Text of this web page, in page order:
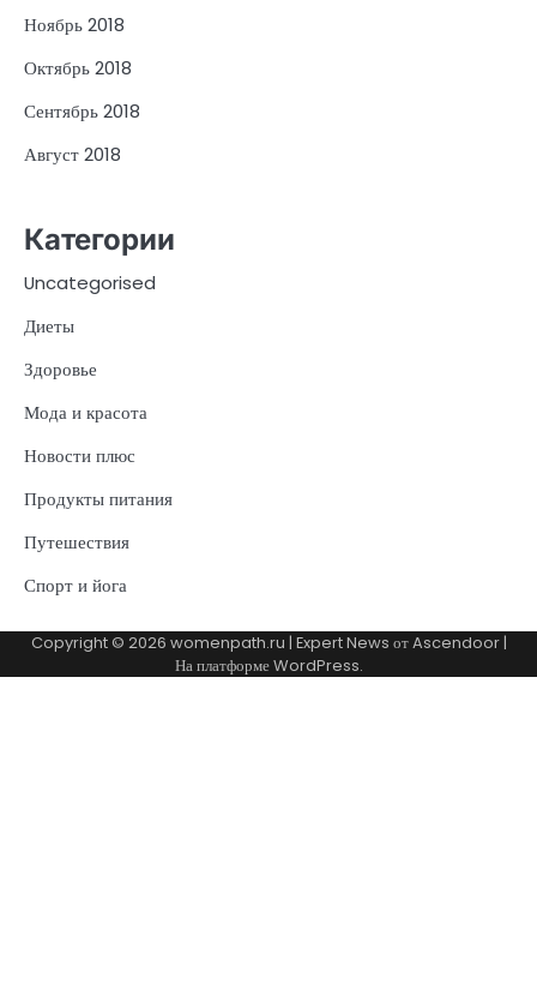
Ноябрь 2018
Октябрь 2018
Сентябрь 2018
Август 2018
Категории
Uncategorised
Диеты
Здоровье
Мода и красота
Новости плюс
Продукты питания
Путешествия
Спорт и йога
Copyright © 2026 womenpath.ru | Expert News отAscendoor|
На платформеWordPress.